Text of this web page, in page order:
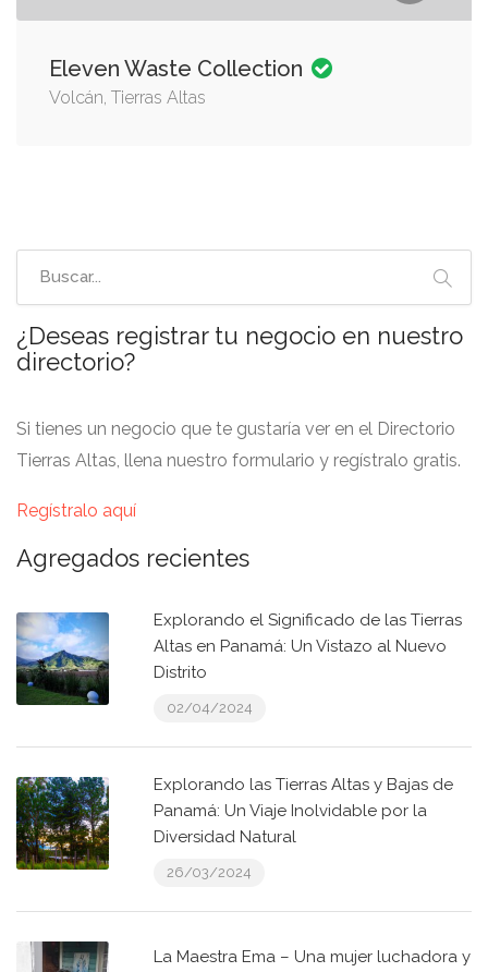
Eleven Waste Collection
Volcán, Tierras Altas
¿Deseas registrar tu negocio en nuestro
directorio?
Si tienes un negocio que te gustaría ver en el Directorio
Tierras Altas, llena nuestro formulario y regístralo gratis.
Regístralo aquí
Agregados recientes
Explorando el Significado de las Tierras
Altas en Panamá: Un Vistazo al Nuevo
Distrito
02/04/2024
Explorando las Tierras Altas y Bajas de
Panamá: Un Viaje Inolvidable por la
Diversidad Natural
26/03/2024
La Maestra Ema – Una mujer luchadora y